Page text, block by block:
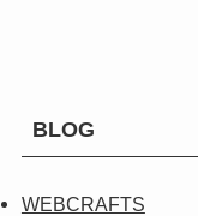
BLOG
WEBCRAFTS